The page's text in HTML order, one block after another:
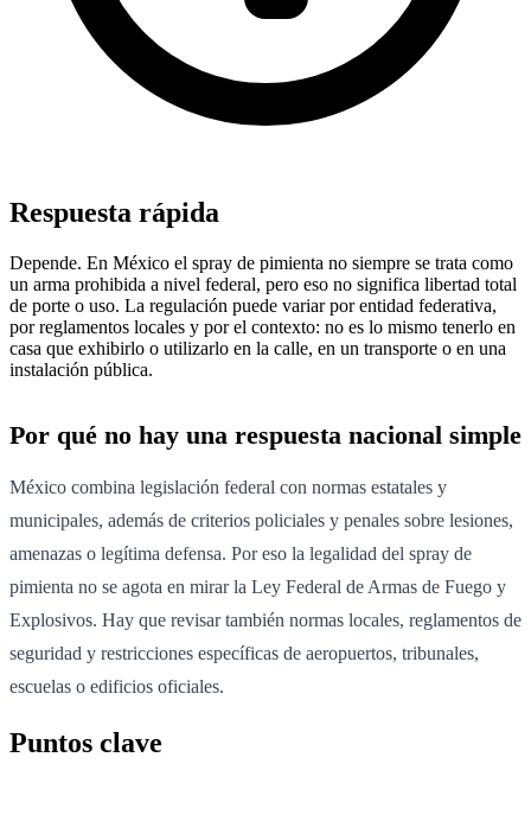
Respuesta rápida
Depende. En México el spray de pimienta no siempre se trata como
un arma prohibida a nivel federal, pero eso no significa libertad total
de porte o uso. La regulación puede variar por entidad federativa,
por reglamentos locales y por el contexto: no es lo mismo tenerlo en
casa que exhibirlo o utilizarlo en la calle, en un transporte o en una
instalación pública.
Por qué no hay una respuesta nacional simple
México combina legislación federal con normas estatales y
municipales, además de criterios policiales y penales sobre lesiones,
amenazas o legítima defensa. Por eso la legalidad del spray de
pimienta no se agota en mirar la Ley Federal de Armas de Fuego y
Explosivos. Hay que revisar también normas locales, reglamentos de
seguridad y restricciones específicas de aeropuertos, tribunales,
escuelas o edificios oficiales.
Puntos clave